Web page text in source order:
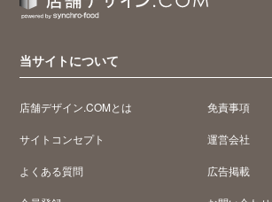
当サイトについて
店舗デザイン.COMとは
サイトコンセプト
よくある質問
免責事項
運営会社
広告掲載